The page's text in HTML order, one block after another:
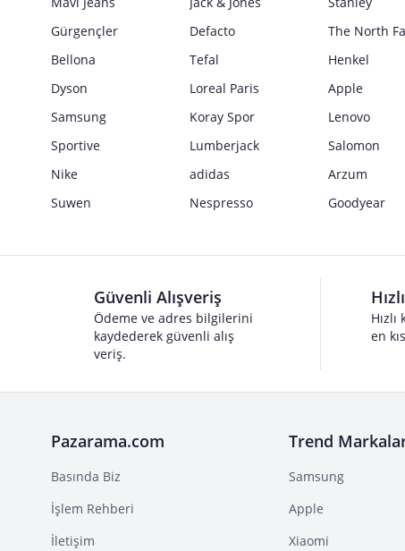
Gürgençler
Defacto
The North
Bellona
Tefal
Henkel
Dyson
Loreal Paris
Apple
Samsung
Koray Spor
Lenovo
Sportive
Lumberjack
Salomon
Nike
adidas
Arzum
Suwen
Nespresso Goodyear
Güvenli Alışveriş
Ödeme ve adres bilgilerini
kaydederek güvenli alış
veriş.
en
Pazarama.com
Basında Biz
İşlem Rehberi
İletişim
Trend
Samsung
Apple
Xiaomi